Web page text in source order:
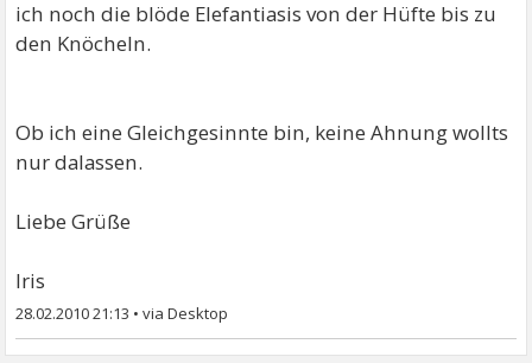
ich noch die blöde Elefantiasis von der Hüfte bis zu
den Knöcheln.
Ob ich eine Gleichgesinnte bin, keine Ahnung wollts
nur dalassen.
Liebe Grüße
Iris
28.02.2010 21:13 •